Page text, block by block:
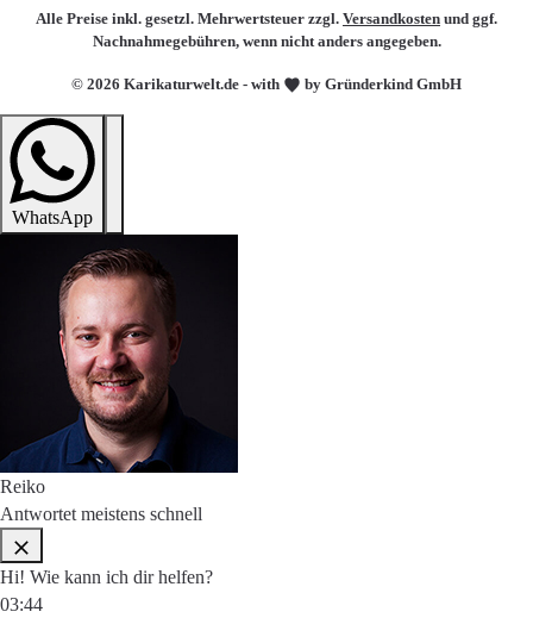
© 2026 Karikaturwelt.de - with by Gründerkind GmbH
Alle Preise inkl. gesetzl. Mehrwertsteuer zzgl. Versandkosten und ggf.
Nachnahmegebühren, wenn nicht anders angegeben.
WhatsApp
Reiko
Antwortet meistens schnell
Hi! Wie kann ich dir helfen?
03:44